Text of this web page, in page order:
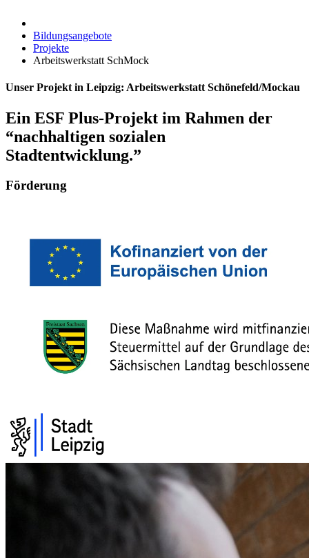
Bildungsangebote
Projekte
Arbeitswerkstatt SchMock
Unser Projekt in Leipzig: Arbeitswerkstatt Schönefeld/Mockau
Ein ESF Plus-Projekt im Rahmen der
“nachhaltigen sozialen
Stadtentwicklung.”
Förderung